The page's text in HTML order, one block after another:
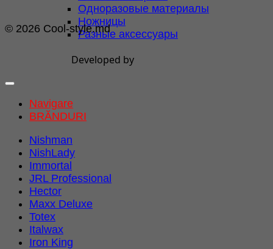
Одноразовые материалы
Ножницы
Разные аксессуары
© 2026 Cool-style.md
Developed by
Navigare
BRĂNDURI
Nishman
NishLady
Immortal
JRL Professional
Hector
Maxx Deluxe
Totex
Italwax
Iron King